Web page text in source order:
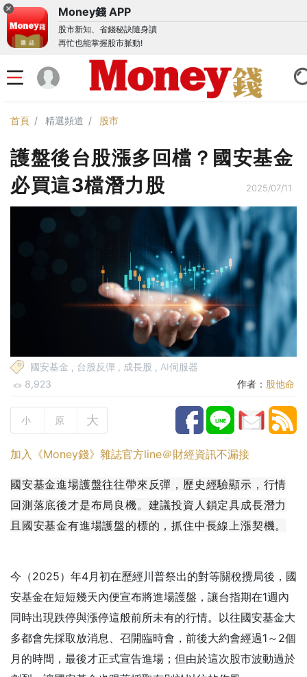
Money錢 APP
股市新知、省錢秘訣隨身讀
再忙也能掌握股市脈動!
首頁 精選頻道 股市
護盤後台股漲多回檔？國安基金
必買這3檔潛力股
2025/07/11
國安基金 , 台股反彈 , 成長股 , AI伺服器
8,923
作者： 股他命
小 原 大
加入《Money錢》雜誌官方line＠財經資訊不漏接
國安基金進場護盤往往帶來反彈，歷史經驗顯示，行情
回測落底後才是布局良機。建議投資人鎖定具成長潛力
且國安基金有進場護盤的標的，抓住中長線上漲契機。
今（2025）年4月初在歷經川普祭出的對等關稅攪局後，國
安基金在短短幾天內便宣布將進場護盤，讓台指期在1週內
同時出現跌停與漲停這般前所未有的行情。以往國安基金大
多都會先採取放消息、召開臨時會，前後大約會經過1～2個
月的時間，最後才正式宣告進場；但由於這次股市波動過於